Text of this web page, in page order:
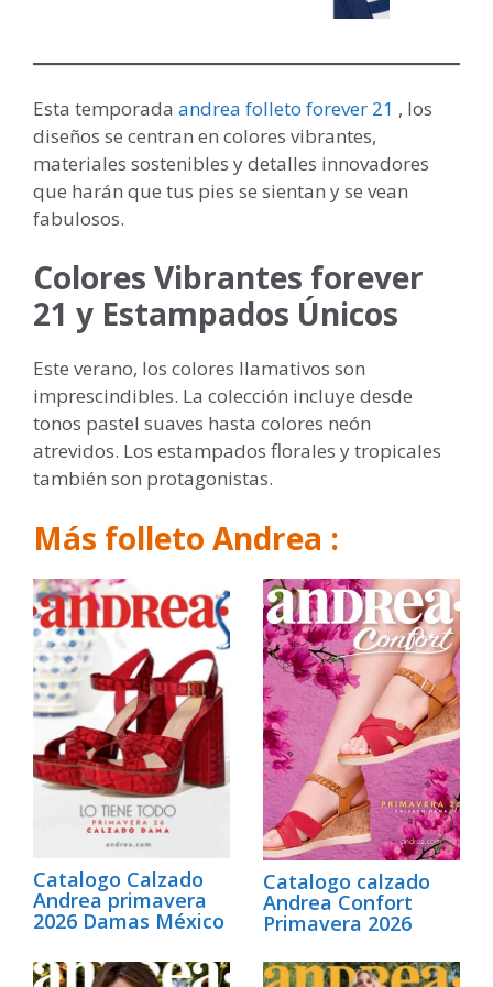
Esta temporada andrea folleto forever 21 , los
diseños se centran en colores vibrantes,
materiales sostenibles y detalles innovadores
que harán que tus pies se sientan y se vean
fabulosos.
Colores Vibrantes forever
21 y Estampados Únicos
Este verano, los colores llamativos son
imprescindibles. La colección incluye desde
tonos pastel suaves hasta colores neón
atrevidos. Los estampados florales y tropicales
también son protagonistas.
Más folleto Andrea :
Catalogo Calzado
Andrea primavera
2026 Damas México
Catalogo calzado
Andrea Confort
Primavera 2026